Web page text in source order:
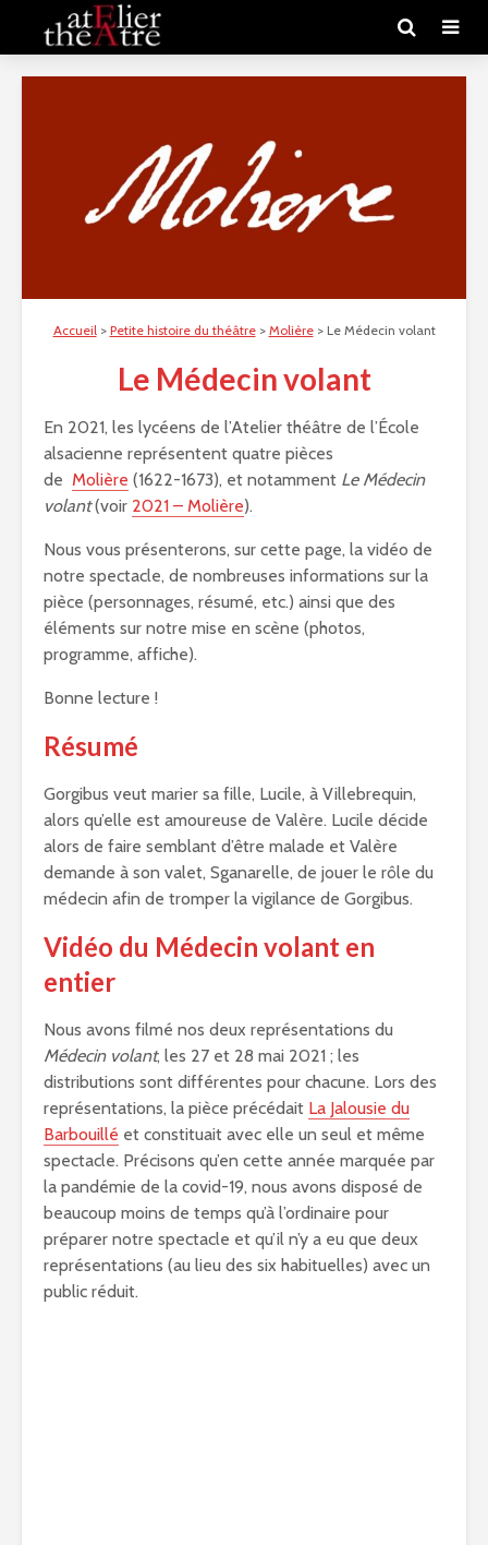
Accueil> Petite histoire du théâtre> Molière> Le Médecin volant
Le Médecin volant
En 2021, les lycéens de l’Atelier théâtre de l’École
alsacienne représentent quatre pièces
de Molière (1622-1673), et notamment Le Médecin
volant(voir 2021 – Molière).
Nous vous présenterons, sur cette page, la vidéo de
notre spectacle, de nombreuses informations sur la
pièce (personnages, résumé, etc.) ainsi que des
éléments sur notre mise en scène (photos,
programme, affiche).
Bonne lecture !
Résumé
Gorgibus veut marier sa fille, Lucile, à Villebrequin,
alors qu’elle est amoureuse de Valère. Lucile décide
alors de faire semblant d’être malade et Valère
demande à son valet, Sganarelle, de jouer le rôle du
médecin afin de tromper la vigilance de Gorgibus.
Vidéo du Médecin volant en
entier
Nous avons filmé nos deux représentations du
Médecin volant, les 27 et 28 mai 2021 ; les
distributions sont différentes pour chacune. Lors des
représentations, la pièce précédait La Jalousie du
Barbouillé et constituait avec elle un seul et même
spectacle. Précisons qu’en cette année marquée par
la pandémie de la covid-19, nous avons disposé de
beaucoup moins de temps qu’à l’ordinaire pour
préparer notre spectacle et qu’il n’y a eu que deux
représentations (au lieu des six habituelles) avec un
public réduit.